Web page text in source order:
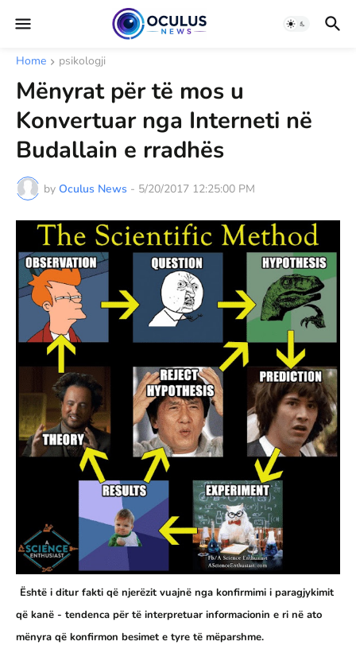
Home psikologji
Mënyrat për të mos u
Konvertuar nga Interneti në
Budallain e rradhës
by Oculus News - 5/20/2017 12:25:00 PM
Është i ditur fakti që njerëzit vuajnë nga konfirmimi i paragjykimit
që kanë - tendenca për të interpretuar informacionin e ri në ato
mënyra që konfirmon besimet e tyre të mëparshme.